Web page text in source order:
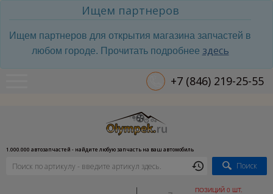
Ищем партнеров
Ищем партнеров для открытия магазина запчастей в
любом городе. Прочитать подробнее здесь
+7 (846) 219-25-55
1.000.000 автозапчастей - найдите любую запчасть на ваш автомобиль
Поиск
ПОЗИЦИЙ 0 ШТ.